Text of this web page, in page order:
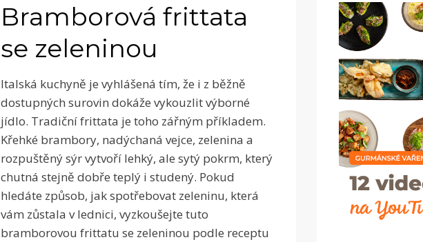
Bramborová frittata
se zeleninou
Italská kuchyně je vyhlášená tím, že i z běžně
dostupných surovin dokáže vykouzlit výborné
jídlo. Tradiční frittata je toho zářným příkladem.
Křehké brambory, nadýchaná vejce, zelenina a
rozpuštěný sýr vytvoří lehký, ale sytý pokrm, který
chutná stejně dobře teplý i studený. Pokud
hledáte způsob, jak spotřebovat zeleninu, která
vám zůstala v lednici, vyzkoušejte tuto
bramborovou frittatu se zeleninou podle receptu